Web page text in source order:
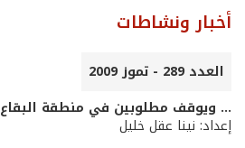
أخبار ونشاطات
العدد 289 - تموز 2009
... ويوقف مطلوبين في منطقة البقاع
إعداد: نينا عقل خليل